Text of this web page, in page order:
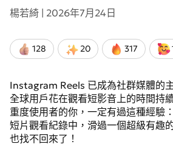
楊若綺 | 2026年7月24日
128 20 317
Instagram Reels 已成為社群媒體的
全球用戶花在觀看短影音上的時間持
重度使用者的你，一定有過這種經驗
短片觀看紀錄中，滑過一個超級有趣
也找不回來了！